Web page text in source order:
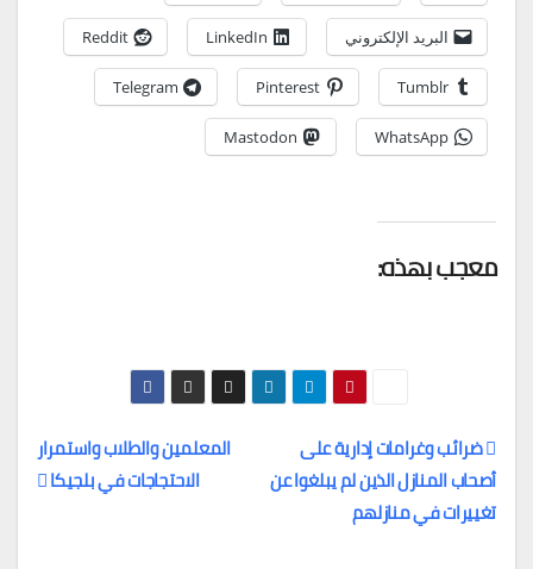
البريد الإلكتروني LinkedIn
Reddit
Tumblr
Pinterest
Telegram
WhatsApp
Mastodon
معجب بهذه:
تصفّح
المقالات
المعلمين والطلاب واستمرار
الاحتجاجات في بلجيكا
ضرائب وغرامات إدارية على
أصحاب المنازل الذين لم يبلغوا عن
تغييرات في منازلهم